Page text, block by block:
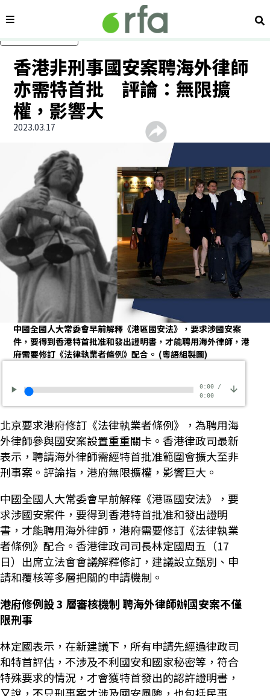
內容分類 搜
香港非刑事國安案聘海外律師
亦需特首批 評論：無限擴
權，影響大
2023.03.17
中國全國人大常委會早前解釋《港區國安法》，要求涉國安案
件，要得到香港特首批准和發出證明書，才能聘用海外律師，港
府需要修訂《法律執業者條例》配合。 (粵語組製圖)
0:00/
0:00
北京要求港府修訂《法律執業者條例》，為聘用海
外律師參與國安案設置重重關卡。香港律政司最新
表示，聘請海外律師需經特首批准範圍會擴大至非
刑事案。評論指，港府無限擴權，影響巨大。
中國全國人大常委會早前解釋《港區國安法》，要
求涉國安案件，要得到香港特首批准和發出證明
書，才能聘用海外律師，港府需要修訂《法律執業
者條例》配合。香港律政司司長林定國周五（17
日）出席立法會會議解釋修訂，建議設立甄別、申
請和覆核等多層把關的申請機制。
港府修例設3 層審核機制 聘海外律師辦國安案不僅
限刑事
林定國表示，在新建議下，所有申請先經過律政司
和特首評估，不涉及不利國安和國家秘密等，符合
特殊要求的情況，才會獲特首發出的認許證明書，